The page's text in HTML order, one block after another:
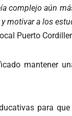
complejo aún
motivar a los
Puerto
mantener
para